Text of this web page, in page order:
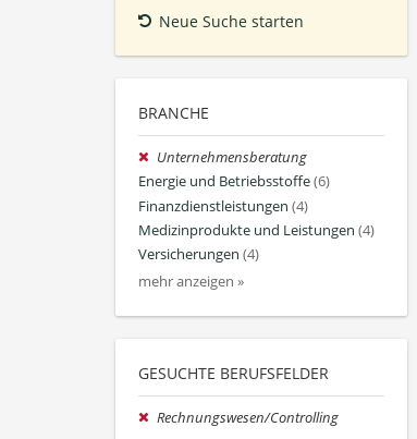
Neue Suche starten
BRANCHE
Unternehmensberatung
Energie und Betriebsstoffe(6)
Finanzdienstleistungen (4)
Medizinprodukte und Leistungen (4)
Versicherungen (4)
mehr anzeigen »
GESUCHTE BERUFSFELDER
Rechnungswesen/Controlling